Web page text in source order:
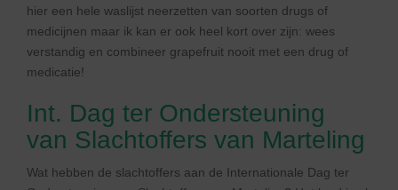
hier een hele waslijst neerzetten van soorten drugs of
medicijnen maar ik kan er ook heel kort over zijn: wees
verstandig en combineer grapefruit nooit met een drug of
medicatie!
Int. Dag ter Ondersteuning
van Slachtoffers van Marteling
Wat hebben de slachtoffers aan de Internationale Dag ter